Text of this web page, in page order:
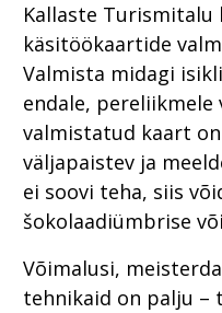
Kallaste Turismitalu
käsitöökaartide
Valmista midagi
endale, pereliikmele
valmistatud kaart
väljapaistev ja
ei soovi teha, siis
šokolaadiümbrise
Võimalusi,
tehnikaid on palju –